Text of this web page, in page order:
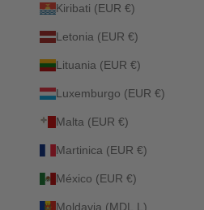
Kiribati (EUR €)
Letonia (EUR €)
Lituania (EUR €)
Luxemburgo (EUR €)
Malta (EUR €)
Martinica (EUR €)
México (EUR €)
Moldavia (MDL L)